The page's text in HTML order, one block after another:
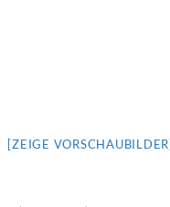
[ZEIGE